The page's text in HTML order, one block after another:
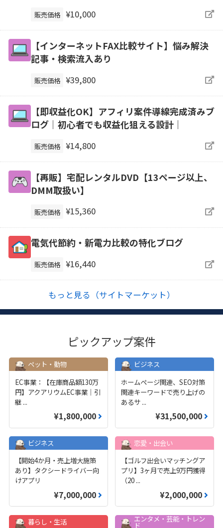
販売価格 ¥10,000
【インターネットFAX比較サイト】悩み解決
記事・検索流入あり
販売価格 ¥39,800
【即収益化OK】アフィリ案件導線完成済みブ
ログ｜初心者でも収益化狙える設計｜
販売価格 ¥14,800
【再販】宅配レンタルDVD【13ページ以上、
DMM取扱い】
販売価格 ¥15,360
電気代節約・新電力比較の特化ブログ
販売価格 ¥16,440
もっと見る（サイトマーケット）
ピックアップ案件
ペット・動物
EC事業：【在庫商品額130万
円】アクアリウムEC事業｜引
継 ...
¥1,800,000
ビジネス
ホームページ関連、SEO対策
関連キーワードで売り上げの
あるサ ...
¥31,500,000
ビジネス
【開始4か月・売上増大施策
あり】タクシードライバー向
けアプリ
¥7,000,000
恋愛・出会い
【ゴルフ出会いマッチングア
プリ】3ヶ月で売上9万円獲得
（20 ...
¥2,000,000
暮らし・生活 エンタメ・芸能・トレン
ド